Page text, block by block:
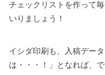
チェックリストを作って
いりましょう！
イシダ印刷も、入稿デー
は・・・！」となれば、